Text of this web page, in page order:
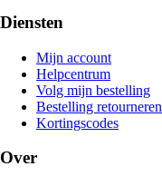
Diensten
Mijn account
Helpcentrum
Volg mijn bestelling
Bestelling retourneren
Kortingscodes
Over